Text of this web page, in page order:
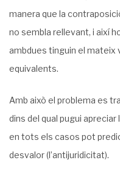
manera que la
no sembla rellevant, i així
ambdues tinguin el mateix
equivalents.
Amb això el problema es
dins del qual pugui apreciar
en tots els casos pot
desvalor (l’antijuridicitat).